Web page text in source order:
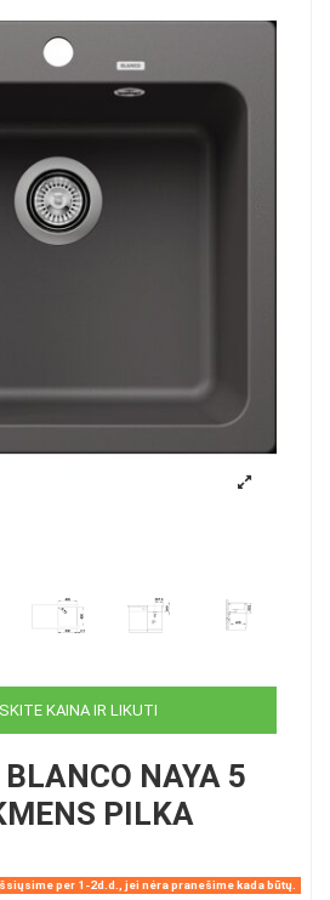
KAINA IR LIKUTI
NAYA 5
PILKA
per 1-2d.d., jei nėra pranešime kada būtų.